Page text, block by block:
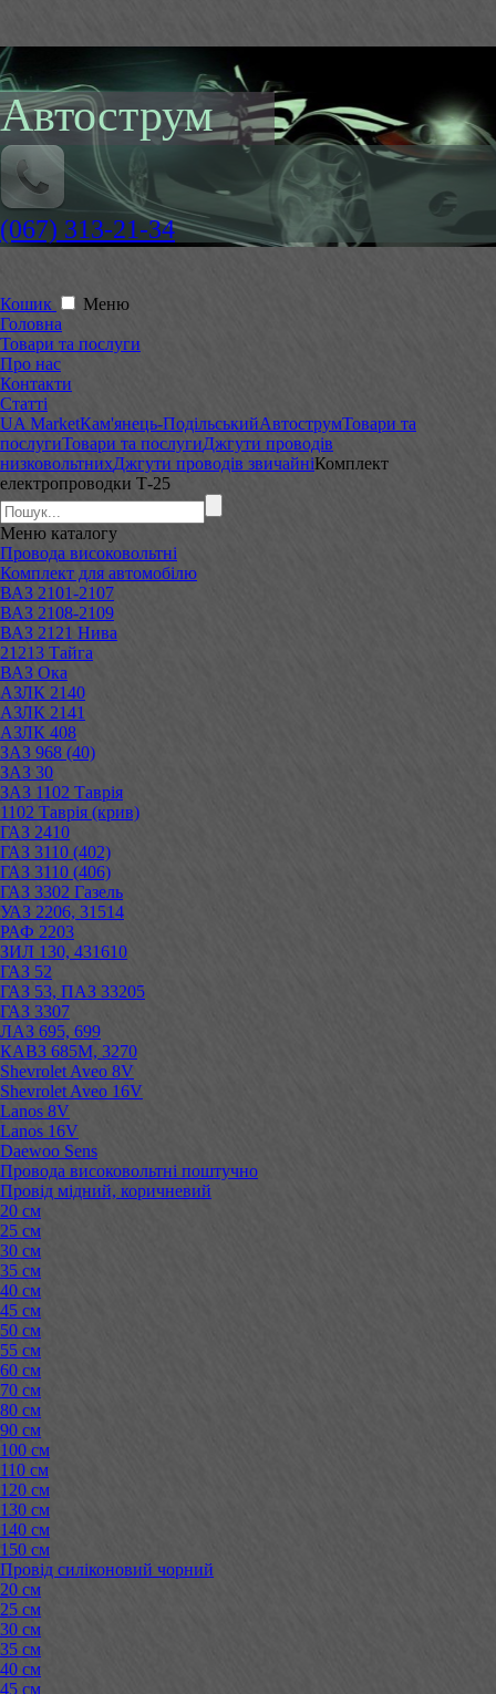
Автострум
(067) 313-21-34
Кошик
Меню
Головна
Товари та послуги
Про нас
Контакти
Статті
UA MarketКам'янець-ПодільськийАвтострумТовари та
послугиТовари та послугиДжгути проводів
низковольтнихДжгути проводів звичайніКомплект
електропроводки Т-25
Меню каталогу
Провода високовольтні
Комплект для автомобілю
ВАЗ 2101-2107
ВАЗ 2108-2109
ВАЗ 2121 Нива
21213 Тайга
ВАЗ Ока
АЗЛК 2140
АЗЛК 2141
АЗЛК 408
ЗАЗ 968 (40)
ЗАЗ 30
ЗАЗ 1102 Таврія
1102 Таврія (крив)
ГАЗ 2410
ГАЗ 3110 (402)
ГАЗ 3110 (406)
ГАЗ 3302 Газель
УАЗ 2206, 31514
РАФ 2203
ЗИЛ 130, 431610
ГАЗ 52
ГАЗ 53, ПАЗ 33205
ГАЗ 3307
ЛАЗ 695, 699
КАВЗ 685М, 3270
Shevrolet Aveo 8V
Shevrolet Aveo 16V
Lanos 8V
Lanos 16V
Daewoo Sens
Провода високовольтні поштучно
Провід мідний, коричневий
20 см
25 см
30 см
35 см
40 см
45 см
50 см
55 см
60 см
70 см
80 см
90 см
100 см
110 см
120 см
130 см
140 см
150 см
Провід силіконовий чорний
20 см
25 см
30 см
35 см
40 см
45 см